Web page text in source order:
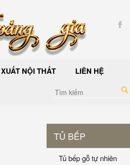
NỘI THẤT LIÊN HỆ
TỦ BẾP
Tủ bếp gỗ tự nhiên